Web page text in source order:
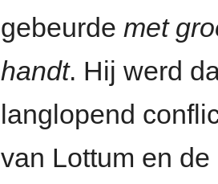
gebeurde met
handt. Hij werd
langlopend
van Lottum en